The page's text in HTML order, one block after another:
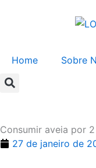
Home Sobre
Consumir aveia por
27 de janeiro de